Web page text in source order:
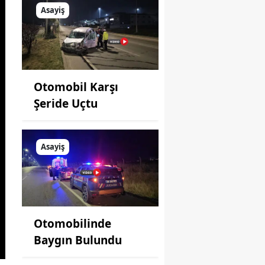
Asayiş
Otomobil Karşı
Şeride Uçtu
Asayiş
Otomobilinde
Baygın Bulundu